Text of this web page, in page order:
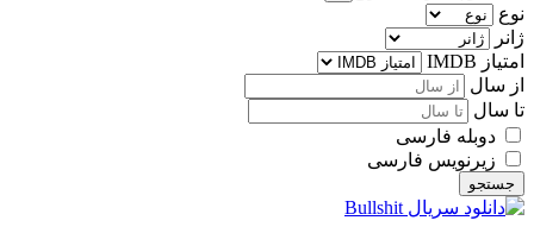
نوع
ژانر
امتیاز IMDB
از سال
تا سال
دوبله فارسی
زیرنویس فارسی
جستجو